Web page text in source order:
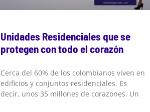
Unidades Residenciales que se
protegen con todo el corazón
Cerca del 60% de los colombianos viven en
edificios y conjuntos residenciales. Es
decir, unos 35 millones de corazones. Un